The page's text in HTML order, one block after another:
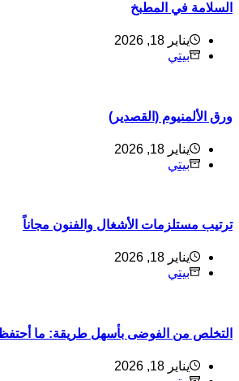
في المطبخ
يناير 18, 2026
بيتي
الألمنيوم (القصدير)
يناير 18, 2026
بيتي
مستلزمات الأشغال والفنون مجاناً
يناير 18, 2026
بيتي
من الفوضى بأسهل طريقة: ما أحتفظ
يناير 18, 2026